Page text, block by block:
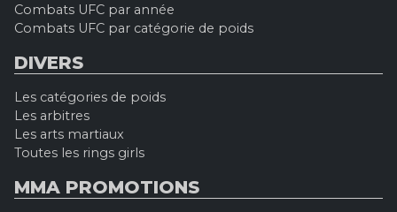
Combats UFC par année
Combats UFC par catégorie de poids
DIVERS
Les catégories de poids
Les arbitres
Les arts martiaux
Toutes les rings girls
MMA PROMOTIONS